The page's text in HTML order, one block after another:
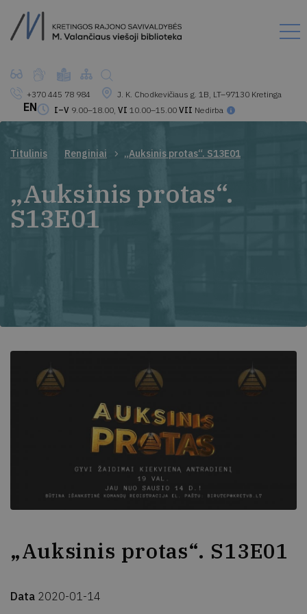
+370 445 78 984
J. K. Chodkevičiaus g. 1B, LT–97130 Kretinga
I–V 9.00–18.00, VI 10.00–15.00 VII Nedirba
EN
Titulinis Renginiai „Auksinis protas“. S13E01
„Auksinis protas“.
S13E01
„Auksinis protas“. S13E01
Data 2020-01-14